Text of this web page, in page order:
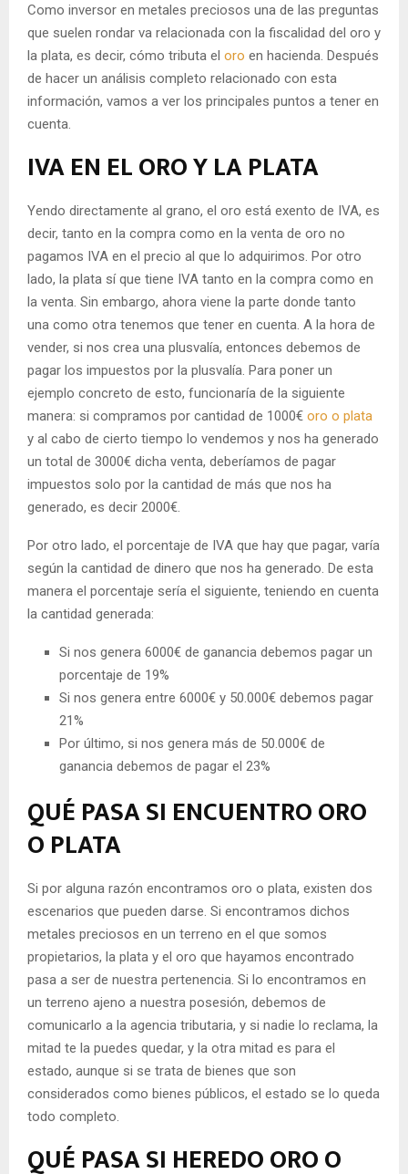
Como inversor en metales preciosos una de las preguntas
que suelen rondar va relacionada con la fiscalidad del oro y
la plata, es decir, cómo tributa el oro en hacienda. Después
de hacer un análisis completo relacionado con esta
información, vamos a ver los principales puntos a tener en
cuenta.
IVA EN EL ORO Y LA PLATA
Yendo directamente al grano, el oro está exento de IVA, es
decir, tanto en la compra como en la venta de oro no
pagamos IVA en el precio al que lo adquirimos. Por otro
lado, la plata sí que tiene IVA tanto en la compra como en
la venta. Sin embargo, ahora viene la parte donde tanto
una como otra tenemos que tener en cuenta. A la hora de
vender, si nos crea una plusvalía, entonces debemos de
pagar los impuestos por la plusvalía. Para poner un
ejemplo concreto de esto, funcionaría de la siguiente
manera: si compramos por cantidad de 1000€ oro o plata
y al cabo de cierto tiempo lo vendemos y nos ha generado
un total de 3000€ dicha venta, deberíamos de pagar
impuestos solo por la cantidad de más que nos ha
generado, es decir 2000€.
Por otro lado, el porcentaje de IVA que hay que pagar, varía
según la cantidad de dinero que nos ha generado. De esta
manera el porcentaje sería el siguiente, teniendo en cuenta
la cantidad generada:
Si nos genera 6000€ de ganancia debemos pagar un
porcentaje de 19%
Si nos genera entre 6000€ y 50.000€ debemos pagar
21%
Por último, si nos genera más de 50.000€ de
ganancia debemos de pagar el 23%
QUÉ PASA SI ENCUENTRO ORO
O PLATA
Si por alguna razón encontramos oro o plata, existen dos
escenarios que pueden darse. Si encontramos dichos
metales preciosos en un terreno en el que somos
propietarios, la plata y el oro que hayamos encontrado
pasa a ser de nuestra pertenencia. Si lo encontramos en
un terreno ajeno a nuestra posesión, debemos de
comunicarlo a la agencia tributaria, y si nadie lo reclama, la
mitad te la puedes quedar, y la otra mitad es para el
estado, aunque si se trata de bienes que son
considerados como bienes públicos, el estado se lo queda
todo completo.
QUÉ PASA SI HEREDO ORO O